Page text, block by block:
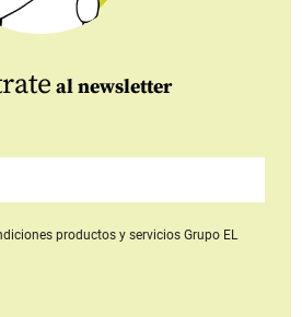
al newsletter
productos y serviciosGrupo EL